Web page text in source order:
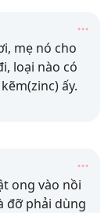
mẹ nó cho
loại nào có
ấy.
ong vào nồi
đỡ phải dùng